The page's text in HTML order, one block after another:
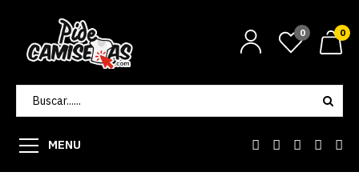
0 0
MENU